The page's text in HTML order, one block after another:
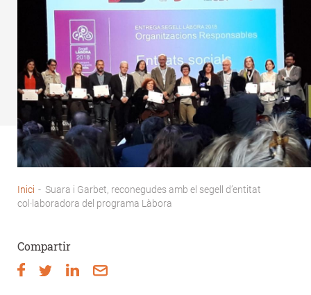
Fil
Inici - Suara i Garbet, reconegudes amb el segell d’entitat
col·laboradora del programa Làbora
Compartir